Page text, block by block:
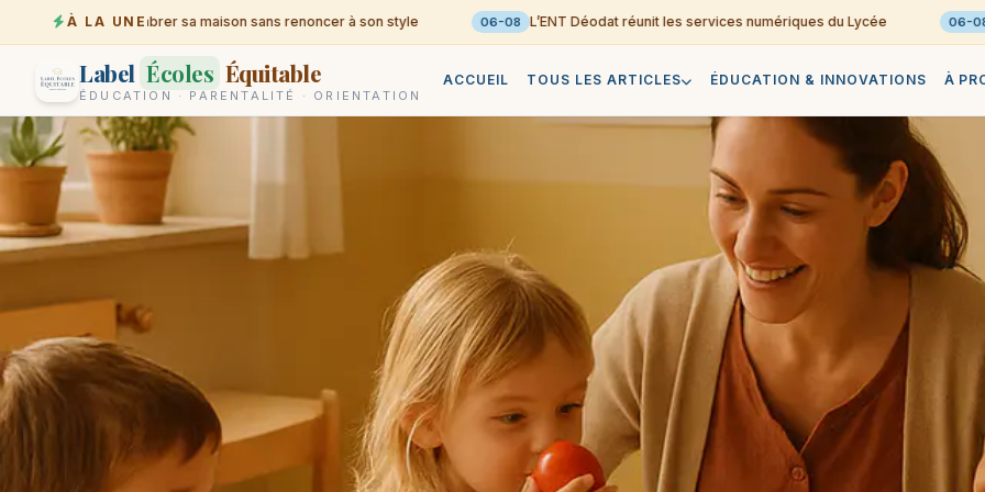
À LA UNE
Désencombrer sa maison sans renoncer à son style 06-08 L’ENT Déodat réunit les services numériques du Lycée 06-08
Label Écoles Équitable
ÉDUCATION · PARENTALITÉ · ORIENTATION
ACCUEIL TOUS LES ARTICLES ÉDUCATION & INNOVATIONS À